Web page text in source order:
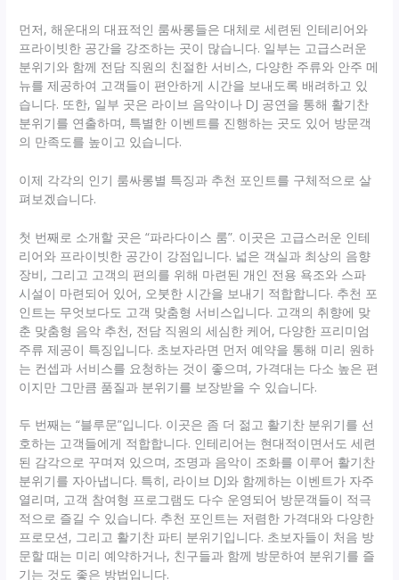
먼저, 해운대의 대표적인 룸싸롱들은 대체로 세련된 인테리어와
프라이빗한 공간을 강조하는 곳이 많습니다. 일부는 고급스러운
분위기와 함께 전담 직원의 친절한 서비스, 다양한 주류와 안주 메
뉴를 제공하여 고객들이 편안하게 시간을 보내도록 배려하고 있
습니다. 또한, 일부 곳은 라이브 음악이나 DJ 공연을 통해 활기찬
분위기를 연출하며, 특별한 이벤트를 진행하는 곳도 있어 방문객
의 만족도를 높이고 있습니다.
이제 각각의 인기 룸싸롱별 특징과 추천 포인트를 구체적으로 살
펴보겠습니다.
첫 번째로 소개할 곳은 “파라다이스 룸”. 이곳은 고급스러운 인테
리어와 프라이빗한 공간이 강점입니다. 넓은 객실과 최상의 음향
장비, 그리고 고객의 편의를 위해 마련된 개인 전용 욕조와 스파
시설이 마련되어 있어, 오붓한 시간을 보내기 적합합니다. 추천 포
인트는 무엇보다도 고객 맞춤형 서비스입니다. 고객의 취향에 맞
춘 맞춤형 음악 추천, 전담 직원의 세심한 케어, 다양한 프리미엄
주류 제공이 특징입니다. 초보자라면 먼저 예약을 통해 미리 원하
는 컨셉과 서비스를 요청하는 것이 좋으며, 가격대는 다소 높은 편
이지만 그만큼 품질과 분위기를 보장받을 수 있습니다.
두 번째는 “블루문”입니다. 이곳은 좀 더 젊고 활기찬 분위기를 선
호하는 고객들에게 적합합니다. 인테리어는 현대적이면서도 세련
된 감각으로 꾸며져 있으며, 조명과 음악이 조화를 이루어 활기찬
분위기를 자아냅니다. 특히, 라이브 DJ와 함께하는 이벤트가 자주
열리며, 고객 참여형 프로그램도 다수 운영되어 방문객들이 적극
적으로 즐길 수 있습니다. 추천 포인트는 저렴한 가격대와 다양한
프로모션, 그리고 활기찬 파티 분위기입니다. 초보자들이 처음 방
문할 때는 미리 예약하거나, 친구들과 함께 방문하여 분위기를 즐
기는 것도 좋은 방법입니다.